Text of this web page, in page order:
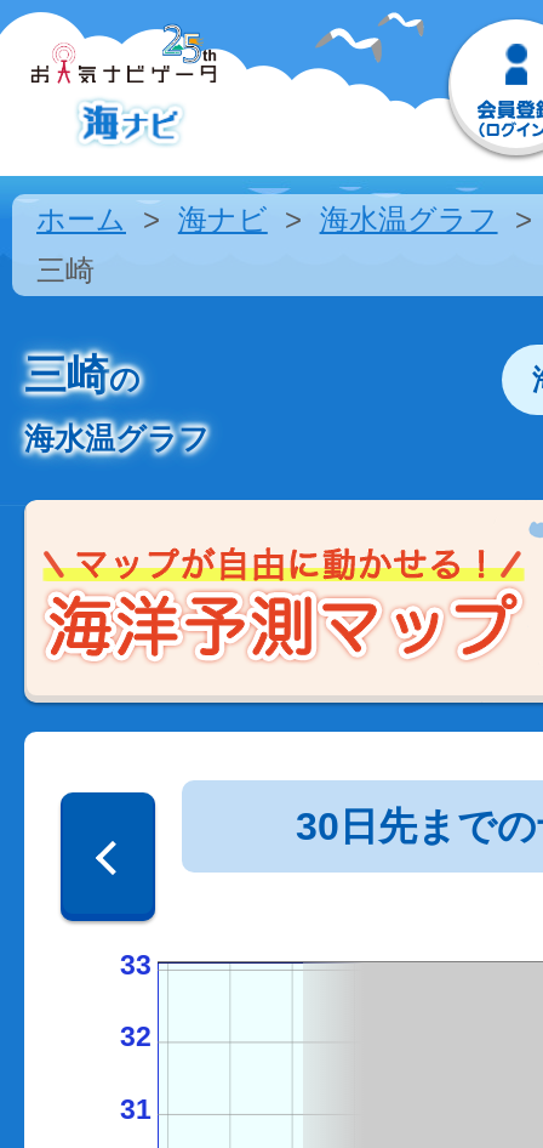
ホーム 海ナビ
海水温グラフ
三崎
三崎の
海水温グラフ
30日先まで
31
32
33